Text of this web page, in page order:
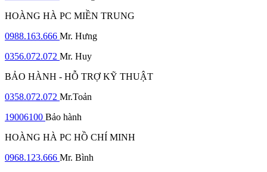
HOÀNG HÀ PC MIỀN TRUNG
0988.163.666 Mr. Hưng
0356.072.072 Mr. Huy
BẢO HÀNH - HỖ TRỢ KỸ THUẬT
0358.072.072 Mr.Toản
19006100 Bảo hành
HOÀNG HÀ PC HỒ CHÍ MINH
0968.123.666 Mr. Bình